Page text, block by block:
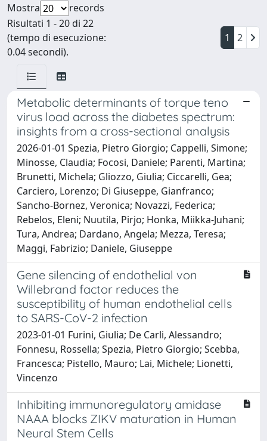
Mostra
records
Risultati 1 - 20 di 22
(tempo di esecuzione:
0.04 secondi).
1 2
Metabolic determinants of torque teno
virus load across the diabetes spectrum:
insights from a cross-sectional analysis
2026-01-01 Spezia, Pietro Giorgio; Cappelli, Simone;
Minosse, Claudia; Focosi, Daniele; Parenti, Martina;
Brunetti, Michela; Gliozzo, Giulia; Ciccarelli, Gea;
Carciero, Lorenzo; Di Giuseppe, Gianfranco;
Sancho-Bornez, Veronica; Novazzi, Federica;
Rebelos, Eleni; Nuutila, Pirjo; Honka, Miikka-Juhani;
Tura, Andrea; Dardano, Angela; Mezza, Teresa;
Maggi, Fabrizio; Daniele, Giuseppe
Gene silencing of endothelial von
Willebrand factor reduces the
susceptibility of human endothelial cells
to SARS-CoV-2 infection
2023-01-01 Furini, Giulia; De Carli, Alessandro;
Fonnesu, Rossella; Spezia, Pietro Giorgio; Scebba,
Francesca; Pistello, Mauro; Lai, Michele; Lionetti,
Vincenzo
Inhibiting immunoregulatory amidase
NAAA blocks ZIKV maturation in Human
Neural Stem Cells